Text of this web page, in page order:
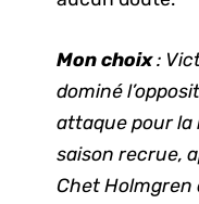
Mon choix:
dominé
attaque pour la
saison recrue,
Chet Holmgren